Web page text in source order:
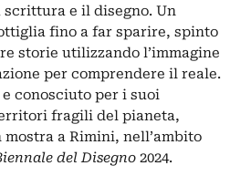
e il disegno. Un
fino a far sparire, spinto
storie utilizzando l’immagine
per comprendere il reale.
conosciuto per i suoi
fragili del pianeta,
a Rimini, nell’ambito
del Disegno 2024.